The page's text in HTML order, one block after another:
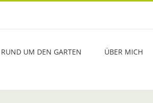
RUND UM DEN GARTEN ÜBER MICH